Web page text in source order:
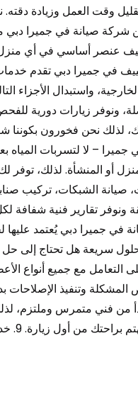
وقت العمل وزيادة دقته.
عنصر أساسي في أي
في جميرا دبي تقدم
واستبدال الأجزاء
ونوفر زيارات دورية
لذلك نحن فخورون
صيانة سباكة في جميرا – لا لتسربات
أو المنشأة. لذلك،
الشبكات، تركيب
تقارير فنية شفافة
جميرا دبي يُعتمد عليها
سريعة هل تحتاج إلى
مع جميع أنواع
المشكلة وتنفيذ الإصلاحات
من فني متمرس وملتزم،
كوادرنا